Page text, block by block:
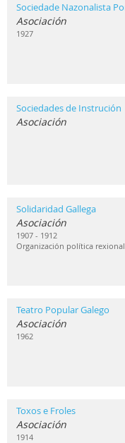
Sociedade Nazonalista
Asociación
1927
Sociedades de Instrución
Asociación
Solidaridad Gallega
Asociación
1907 - 1912
Organización política
Teatro Popular Galego
Asociación
1962
Toxos e Froles
Asociación
1914